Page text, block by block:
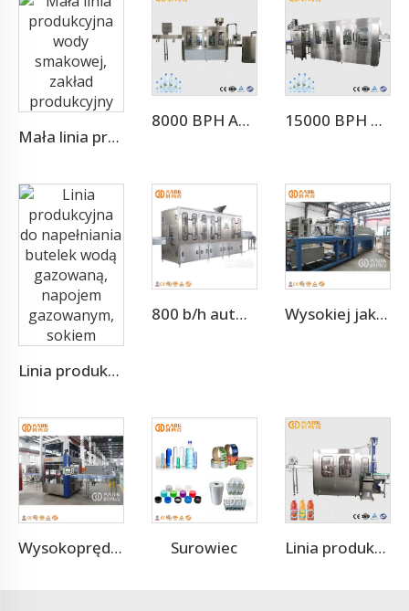
Mała linia produkcyjna wody smakowej, zakład produkcyjny
8000 BPH Automatyczna maszyna do napełniania wody pitnej (CGF16-16-5) 15000 BPH Dla 500 ML Automatyczna linia produkcyjna wody mineralnej 3 w 1 (CGF32-32-8)
Linia produkcyjna do napełniania butelek wodą gazowaną, napojem gazowanym, sokiem
800 b/h automatyczne 5l maszynowe urządzenia do napełniania butelki z wodą (cgf 6-6-1) Wysokiej jakości automatyczna maszyna do owijania folii PE
Wysokoprędkościowa maszyna do naklejania etykiet z samoprzylepnym klejem topionym OPP, 12000 BPH Surowiec Linia produkcyjna napojów z soków owocowych